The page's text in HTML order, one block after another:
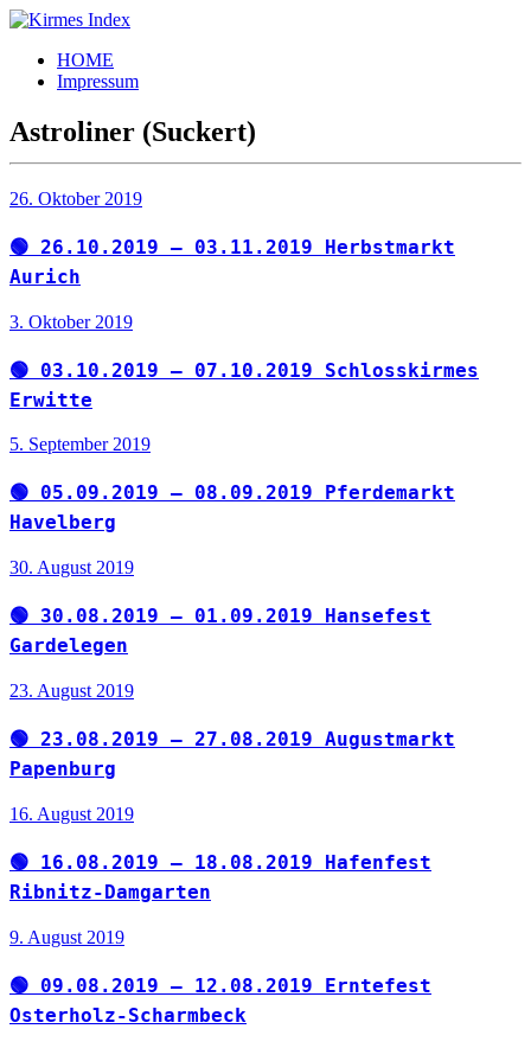
Zum
springen
Kirmes
Index
Tourpläne
der
letzten
Jahre
HOME
Impressum
Astroliner (Suckert)
26. Oktober 2019
🟢 26.10.2019 – 03.11.2019 Herbstmarkt
Aurich
3. Oktober 2019
🟢 03.10.2019 – 07.10.2019 Schlosskirmes
Erwitte
5. September 2019
🟢 05.09.2019 – 08.09.2019 Pferdemarkt
Havelberg
30. August 2019
🟢 30.08.2019 – 01.09.2019 Hansefest
Gardelegen
23. August 2019
🟢 23.08.2019 – 27.08.2019 Augustmarkt
Papenburg
16. August 2019
🟢 16.08.2019 – 18.08.2019 Hafenfest
Ribnitz-Damgarten
9. August 2019
🟢 09.08.2019 – 12.08.2019 Erntefest
Osterholz-Scharmbeck